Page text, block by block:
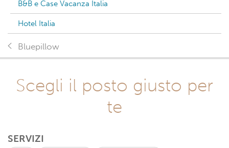
B&B e Case Vacanza Italia
Hotel Italia
Bluepillow
Scegli il posto giusto per
te
SERVIZI